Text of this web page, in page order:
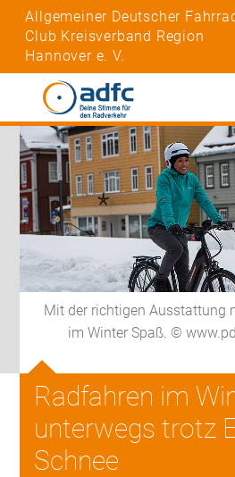
Allgemeiner Deutscher
Club Kreisverband Region
Hannover e. V.
Mit der richtigen Ausstattung
im Winter Spaß. ©
Radfahren im
unterwegs trotz
Schnee